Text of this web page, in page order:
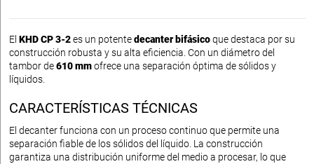
El KHD CP 3-2es un potentedecanter bifásicoque destaca por su
construcción robusta y su alta eficiencia. Con un diámetro del
tambor de610 mmofrece una separación óptima de sólidos y
líquidos.
CARACTERÍSTICAS TÉCNICAS
El decanter funciona con un proceso continuo que permite una
separación fiable de los sólidos del líquido. La construcción
garantiza una distribución uniforme del medio a procesar, lo que